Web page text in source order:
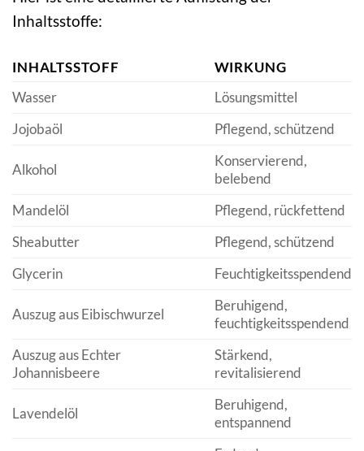
Inhaltsstoffe:
INHALTSSTOFF
WIRKUNG
Wasser
Lösungsmittel
Jojobaöl
Pflegend, schützend
Alkohol
Konservierend,
belebend
Mandelöl
Pflegend, rückfettend
Sheabutter
Pflegend, schützend
Glycerin
Feuchtigkeitsspendend
Auszug aus Eibischwurzel
Beruhigend,
feuchtigkeitsspendend
Auszug aus Echter
Johannisbeere
Stärkend,
revitalisierend
Lavendelöl
Beruhigend,
entspannend